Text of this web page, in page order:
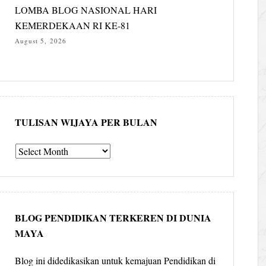
LOMBA BLOG NASIONAL HARI
KEMERDEKAAN RI KE-81
August 5, 2026
TULISAN WIJAYA PER BULAN
Tulisan
per
bulan
BLOG PENDIDIKAN TERKEREN DI DUNIA
MAYA
Blog ini didedikasikan untuk kemajuan Pendidikan di